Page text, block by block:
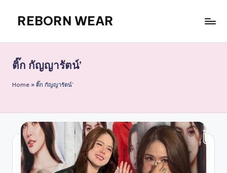
content
REBORN WEAR
ติ๊ก กัญญารัตน์’
Home » ติ๊ก กัญญารัตน์'